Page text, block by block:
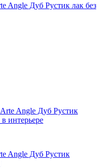
Angle Дуб Рустик лак без
Angle Дуб Рустик